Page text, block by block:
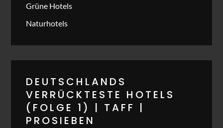
Grüne Hotels
Naturhotels
DEUTSCHLANDS
VERRÜCKTESTE HOTELS
(FOLGE 1) | TAFF |
PROSIEBEN